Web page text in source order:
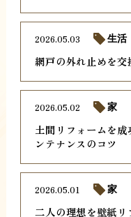
網戸の外れ止めを
2026.05.03 生活
土間リフォームを成
ンテナンスのコツ
2026.05.02 家
二人の理想を壁紙
2026.05.01 家